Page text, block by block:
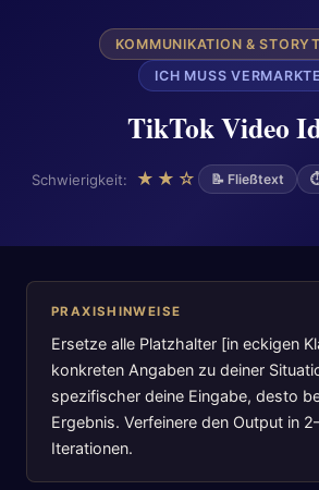
KOMMUNIKATION &
ICH MUSS
TikTok Video
Schwierigkeit: ★★☆ 📝 Fließtext
PRAXISHINWEISE
Ersetze alle Platzhalter [in eckigen
konkreten Angaben zu deiner
spezifischer deine Eingabe, desto
Ergebnis. Verfeinere den Output in
Iterationen.